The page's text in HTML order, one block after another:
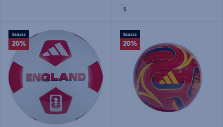
5
Säästä
20%
Säästä
20%